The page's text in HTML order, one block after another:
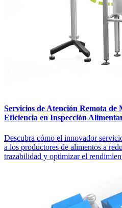
Servicios de Atención Remota
Eficiencia en Inspección
Descubra cómo el innovador
a los productores de alimentos a
trazabilidad y optimizar el